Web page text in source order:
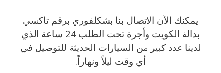
يمكنك الآن الاتصال بنا بشكلفوري برقم تاكسي
بدالة الكويت وأجرة تحت الطلب 24 ساعة الذي
لدينا عدد كبير من السيارات الحديثة للتوصيل في
أي وقت ليلاً ونهاراً.